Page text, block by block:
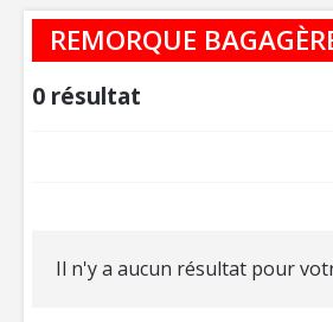
REMORQUE
0 résultat
Il n'y a aucun résultat pour